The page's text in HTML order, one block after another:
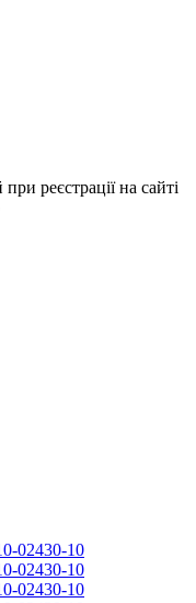
реєстрації на сайті